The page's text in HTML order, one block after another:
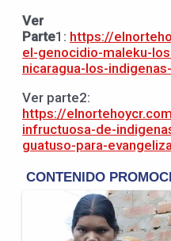
Ver
Parte1: https://
el-genocidio-maleku-
nicaragua-los-
Ver parte2:
https://
infructuosa-de-
guatuso-para-